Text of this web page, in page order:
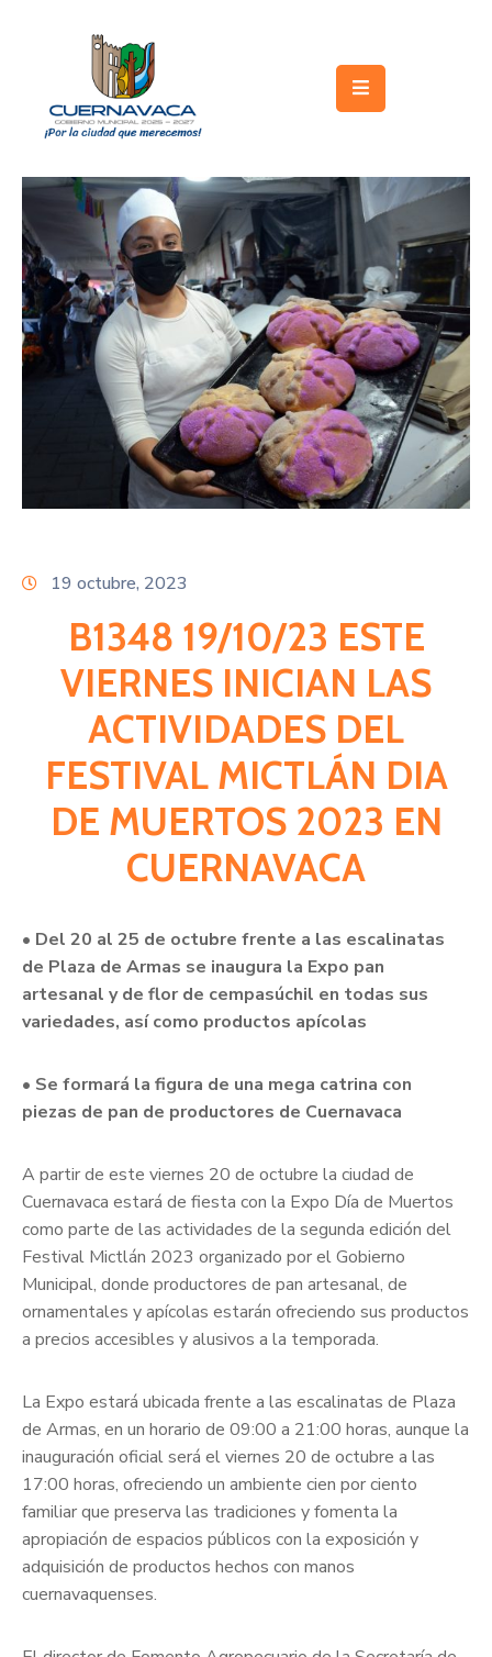
Gobierno
Turismo
Trámites
y
Servicios
Licitaciones
Transparencia
19 octubre, 2023
B1348 19/10/23 ESTE
VIERNES INICIAN LAS
ACTIVIDADES DEL
FESTIVAL MICTLÁN DIA
DE MUERTOS 2023 EN
CUERNAVACA
• Del 20 al 25 de octubre frente a las escalinatas
de Plaza de Armas se inaugura la Expo pan
artesanal y de flor de cempasúchil en todas sus
variedades, así como productos apícolas
• Se formará la figura de una mega catrina con
piezas de pan de productores de Cuernavaca
A partir de este viernes 20 de octubre la ciudad de
Cuernavaca estará de fiesta con la Expo Día de Muertos
como parte de las actividades de la segunda edición del
Festival Mictlán 2023 organizado por el Gobierno
Municipal, donde productores de pan artesanal, de
ornamentales y apícolas estarán ofreciendo sus productos
a precios accesibles y alusivos a la temporada.
La Expo estará ubicada frente a las escalinatas de Plaza
de Armas, en un horario de 09:00 a 21:00 horas, aunque la
inauguración oficial será el viernes 20 de octubre a las
17:00 horas, ofreciendo un ambiente cien por ciento
familiar que preserva las tradiciones y fomenta la
apropiación de espacios públicos con la exposición y
adquisición de productos hechos con manos
cuernavaquenses.